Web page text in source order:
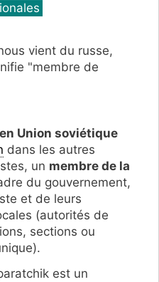
vient du russe,
"membre de
en Union soviétique
dans les autres
un membre de la
du gouvernement,
et de leurs
(autorités de
sections ou
est un